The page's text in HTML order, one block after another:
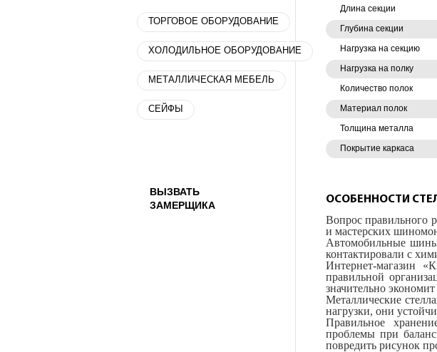
ТОРГОВОЕ ОБОРУДОВАНИЕ
ХОЛОДИЛЬНОЕ ОБОРУДОВАНИЕ
МЕТАЛЛИЧЕСКАЯ МЕБЕЛЬ
СЕЙФЫ
ВЫЗВАТЬ
ЗАМЕРЩИКА
Длина секции
Глубина секции
Нагрузка на секцию
Нагрузка на полку
Количество полок
Материал полок
Толщина металла
Покрытие каркаса
ОСОБЕННОСТИ
Вопрос правильного
и мастерских
Автомобильные
контактировали с
Интернет-магазин
правильной
значительно
Металлические
нагрузки, они
Правильное
проблемы при
повредить рисунок